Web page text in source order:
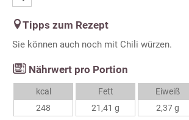
Tipps zum Rezept
Sie können auch noch mit Chili würzen.
Nährwert pro Portion
kcal
248
Fett
21,41 g
Eiweiß
2,37 g